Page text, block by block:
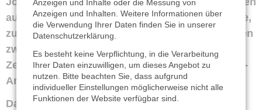
auch durchweg, soweit ich das verfolgen konnte,
zutreffend zitiert worden. Allerdings, außer in den
zwei zur selben Pressegruppe gehörenden
Zeitungen, nirgendswo als förmliches, im Frage-
Antwort-Modus aufgemachtes Interview.
Da ich schon zuvor einmal zufällig auf ein
Anzeigen und Inhalte oder die Messung von
Anzeigen und Inhalten. Weitere Informationen über
die Verwendung Ihrer Daten finden Sie in unserer
Datenschutzerklärung.
Es besteht keine Verpflichtung, in die Verarbeitung
Ihrer Daten einzuwilligen, um dieses Angebot zu
nutzen. Bitte beachten Sie, dass aufgrund
individueller Einstellungen möglicherweise nicht alle
Funktionen der Website verfügbar sind.